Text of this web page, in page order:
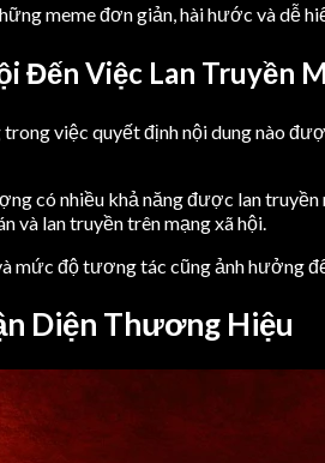
meme đơn giản, hài hước và dễ
Đến Việc Lan Truyền
việc quyết định nội dung nào
có nhiều khả năng được lan
và lan truyền trên mạng xã hội.
độ tương tác cũng ảnh hưởng
Diện Thương Hiệu